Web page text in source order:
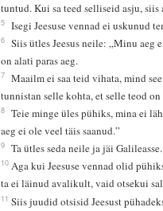
tuntud. Kui sa teed selliseid asju, siis
5 Isegi Jeesuse vennad ei uskunud
6
Siis ütles Jeesus neile: „Minu aeg
on alati paras aeg.
7
Maailm ei saa teid vihata, mind
tunnistan selle kohta, et selle teod
8
Teie minge üles pühiks, mina ei
aeg ei ole veel täis saanud.”
9 Ta ütles seda neile ja jäi Galileasse.
10 Aga kui Jeesuse vennad olid
ta ei läinud avalikult, vaid otsekui
11 Siis juudid otsisid Jeesust